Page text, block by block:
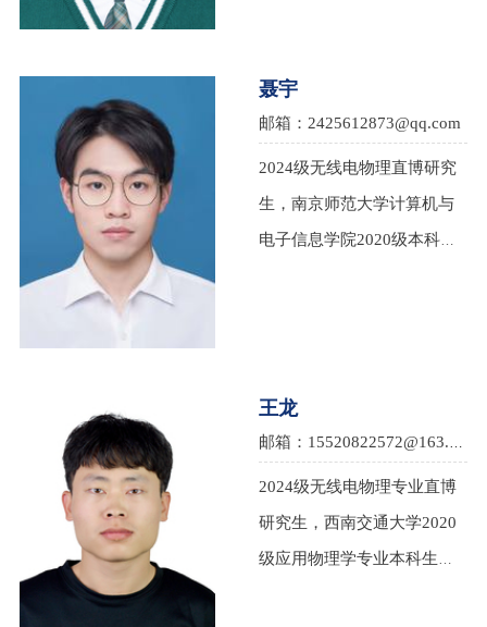
聂宇
邮箱：2425612873@qq.com
2024级无线电物理直博研究
生，南京师范大学计算机与
电子信息学院2020级本科
无线电物理专业。
王龙
2024级无线电物理专业直博
研究生，西南交通大学2020
级应用物理学专业本科生。